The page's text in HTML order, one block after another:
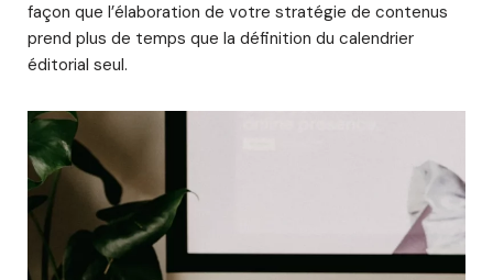
façon que l’élaboration de votre stratégie de contenus
prend plus de temps que la définition du calendrier
éditorial seul.